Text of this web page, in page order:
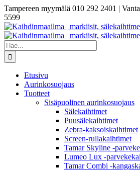
Skip
to
content
Tampereen myymälä 010 292 2401 |
5599
Etsi
...
Etusivu
Aurinkosuojaus
Tuotteet
Sisäpuolinen aurinkosuojaus
Sälekaihtimet
Puusälekaihtimet
Zebra-kaksoiskaihtimet
Screen-rullakaihtimet
Tamar Skyline -
Lumeo Lux -
Tamar Combi -